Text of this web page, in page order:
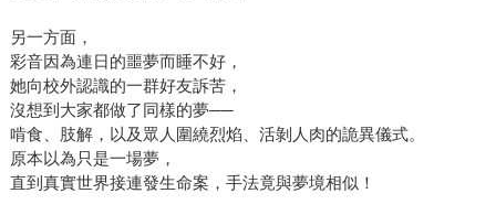
另一方面，
彩音因為連日的噩夢而睡不好，
她向校外認識的一群好友訴苦，
沒想到大家都做了同樣的夢──
啃食、肢解，以及眾人圍繞烈焰、活剝人肉的詭異儀式。
原本以為只是一場夢，
直到真實世界接連發生命案，手法竟與夢境相似！